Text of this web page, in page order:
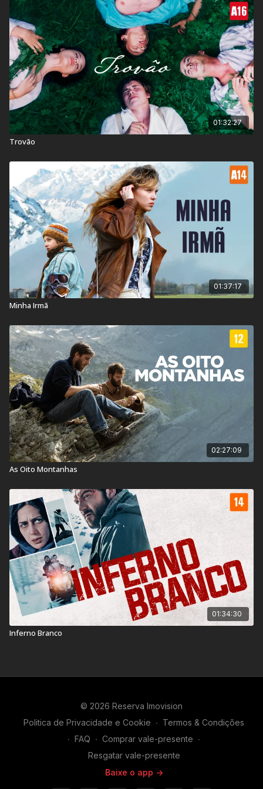
uma história sensível sobre a resistência do amor frente aos
maiores obstáculos.
Classificação Indicativa: 14 anos
Contém: Conteúdo Sexual
Título Original:Drii Winter
Duração:136 min
Ano de lançamento:
Suíça, Alemanha
01:32:27
Trovão
01:37:17
Minha Irmã
02:27:09
As Oito Montanhas
01:34:30
Inferno Branco
© 2026 Reserva Imovision
Politica de Privacidade e Cookie ∙ Termos & Condições
∙ FAQ ∙ Comprar vale-presente ∙
Resgatar vale-presente
Baixe o app ->